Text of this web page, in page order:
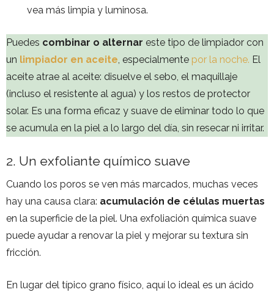
vea más limpia y luminosa.
Puedes combinar o alternar este tipo de limpiador con
un limpiador en aceite, especialmente por la noche. El
aceite atrae al aceite: disuelve el sebo, el maquillaje
(incluso el resistente al agua) y los restos de protector
solar. Es una forma eficaz y suave de eliminar todo lo que
se acumula en la piel a lo largo del día, sin resecar ni irritar.
2. Un exfoliante químico suave
Cuando los poros se ven más marcados, muchas veces
hay una causa clara: acumulación de células muertas
en la superficie de la piel. Una exfoliación química suave
puede ayudar a renovar la piel y mejorar su textura sin
fricción.
En lugar del típico grano físico, aquí lo ideal es un ácido